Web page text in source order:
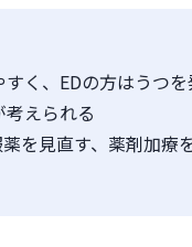
く、EDの方はうつ
えられる
を見直す、薬剤加療